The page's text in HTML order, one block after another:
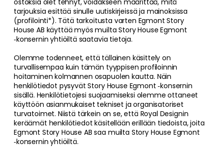
ostoksia olet tehnyt, voidakseen määrittää, mitä
tarjouksia esittää sinulle uutiskirjeissä ja mainoksissa
(profilointi*). Tätä tarkoitusta varten Egmont Story
House AB käyttää myös muilta Story House Egmont
‑konsernin yhtiöiltä saatavia tietoja.
Olemme todenneet, että tällainen käsittely on
turvallisempaa kuin tämän tyyppisen profiloinnin
hoitaminen kolmannen osapuolen kautta. Näin
henkilötiedot pysyvät Story House Egmont ‑konsernin
sisällä. Henkilötietojesi suojaamiseksi olemme ottaneet
käyttöön asianmukaiset tekniset ja organisatoriset
turvatoimet. Niistä tärkein on se, että Royal Designin
keräämät henkilötiedot käsitellään erillään tiedoista, joita
Egmont Story House AB saa muilta Story House Egmont
‑konsernin yhtiöiltä.